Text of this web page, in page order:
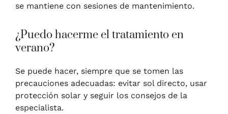
se mantiene con sesiones de mantenimiento.
¿Puedo hacerme el tratamiento en
verano?
Se puede hacer, siempre que se tomen las
precauciones adecuadas: evitar sol directo, usar
protección solar y seguir los consejos de la
especialista.